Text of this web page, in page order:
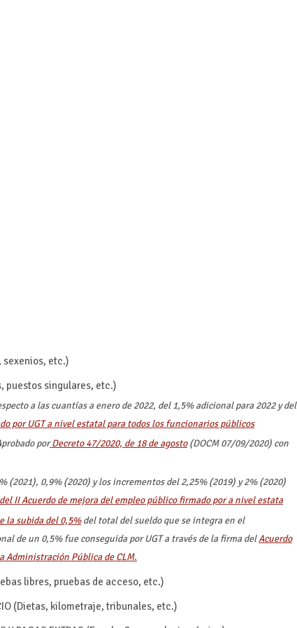
etc.)
puestos singulares, etc.)
a las cuantías a enero de 2022, del 1,5% adicional para 2022 y del
por UGT a nivel estatal para todos los funcionarios públicos
porDecreto 47/2020, de 18 de agosto(DOCM 07/09/2020) con
(2021), 0,9% (2020) y los incrementos del 2,25% (2019) y 2% (2020)
II Acuerdo de mejora del empleo público firmado por a nivel estata
la subida del 0,5%del total del sueldo que se integra en el
de un 0,5% fue conseguida por UGT a través de la firma delAcuerdo
Administración Pública de CLM.
libres, pruebas de acceso, etc.)
(Dietas, kilometraje, tribunales, etc.)